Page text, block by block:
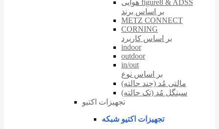
هوایی figure8 & ADSS
بر اساس برند
METZ CONNECT
CORNING
بر اساس کاربرد
indoor
outdoor
in/out
بر اساس نوع
مالتی مُد (چند حالته)
سینگل مُد (تک حالته)
تجهیزات اکتیو
تجهیزات اکتیو شبکه